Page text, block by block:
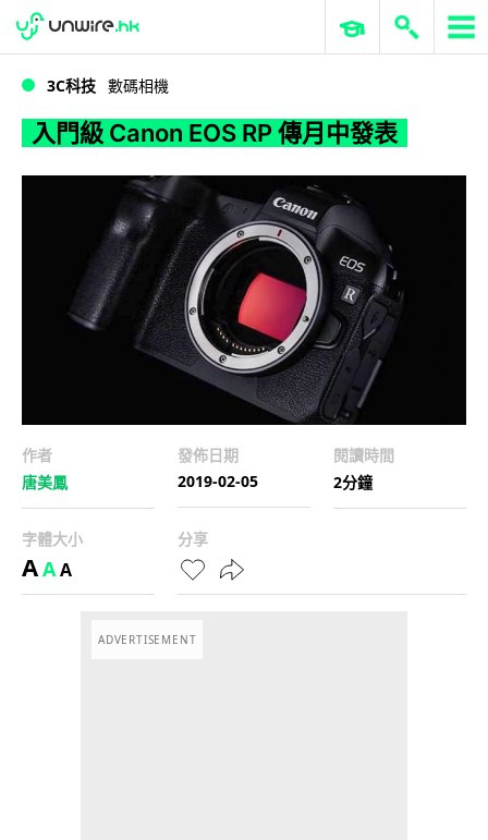
入門級 Canon EOS RP 傳月中發表
WWDC 2026 ERP 與商業 AI
3C科技 數碼相機
入門級 Canon EOS RP 傳月中發表
作者
唐美鳳
發佈日期
2019-02-05
閱讀時間
2分鐘
字體大小
AAA
分享
ADVERTISEMENT